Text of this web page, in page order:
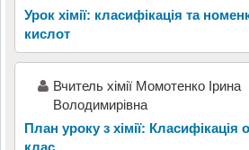
Урок хімії: класифікація та
кислот
Вчитель хімії Момотенко Ірина
Володимирівна
План уроку з хімії: Класифікація
клас